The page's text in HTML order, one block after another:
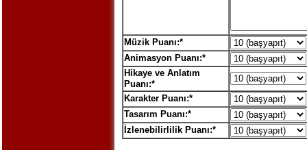
Müzik Puanı:*
Animasyon Puanı:*
Hikaye ve Anlatım
Puanı:*
Karakter Puanı:*
Tasarım Puanı:*
İzlenebilirlilik Puanı:*